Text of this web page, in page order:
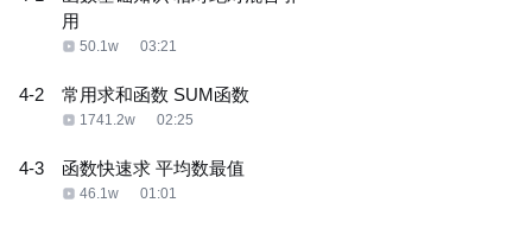
用
50.1w 03:21
4-2 常用求和函数 SUM函数
1741.2w 02:25
4-3 函数快速求 平均数最值
46.1w 01:01